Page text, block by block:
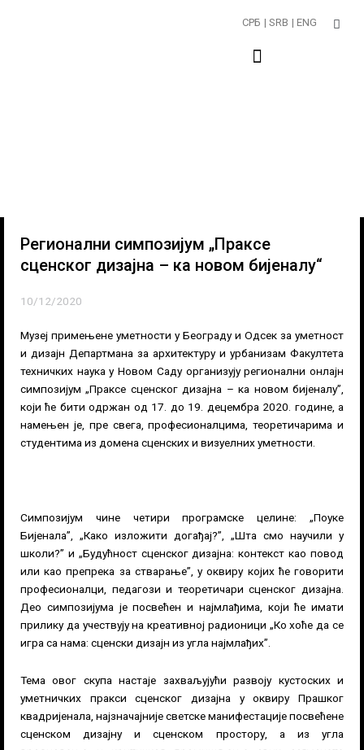
СРБ | SRB | ENG
Регионални симпозијум „Праксе
сценског дизајна – ка новом бијеналу“
10/12/2020
Музеј примењене уметности у Београду и Одсек за уметност
и дизајн Департмана за архитектуру и урбанизам Факултета
техничких наука у Новом Саду организују регионални онлајн
симпозијум „Праксе сценског дизајна – ка новом бијеналу”,
који ће бити одржан од 17. до 19. децембра 2020. године, а
намењен је, пре свега, професионалцима, теоретичарима и
студентима из домена сценских и визуелних уметности.
Симпозијум чине четири програмске целине: „Поуке
Бијенала”, „Како изложити догађај?”, „Шта смо научили у
школи?” и „Будућност сценског дизајна: контекст као повод
или као препрека за стварање”, у оквиру којих ће говорити
професионалци, педагози и теоретичари сценског дизајна.
Део симпозијума је посвећен и најмлађима, који ће имати
прилику да учествују на креативној радионици „Ко хоће да се
игра са нама: сценски дизајн из угла најмлађих”.
Тема овог скупа настаје захваљујући развоју кустоских и
уметничких пракси сценског дизајна у оквиру Прашког
квадријенала, најзначајније светске манифестације посвећене
сценском дизајну и сценском простору, а из угла